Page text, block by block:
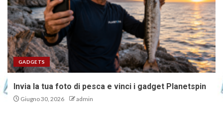
GADGETS
Invia la tua foto di pesca e vinci i gadget Planetspin
Giugno 30, 2026 admin